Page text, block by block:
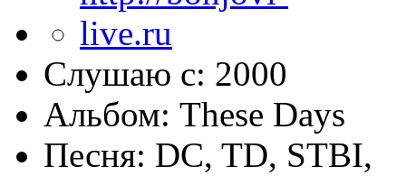
Слушаю с: 2000
Альбом: These Days
Песня: DC, TD, STBI,